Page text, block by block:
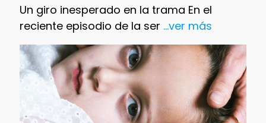
Un giro inesperado en la trama En el
reciente episodio de la ser ...ver más